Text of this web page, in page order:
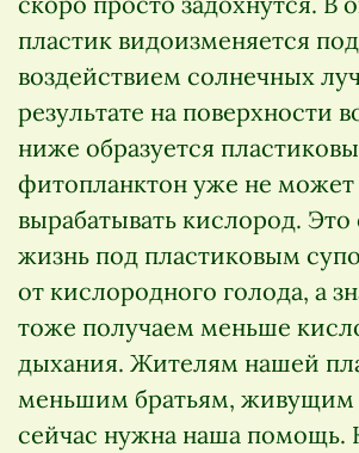
пластик видоизменяется под
воздействием солнечных
результате на поверхности
ниже образуется
фитопланктон уже не может
вырабатывать кислород. Это
жизнь под пластиковым
от кислородного голода, а
тоже получаем меньше
дыхания. Жителям нашей
меньшим братьям, живущим
сейчас нужна наша помощь.